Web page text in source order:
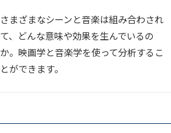
さまざまなシーンと音楽は組み合わされ
て、どんな意味や効果を生んでいるの
か。映画学と音楽学を使って分析するこ
とができます。